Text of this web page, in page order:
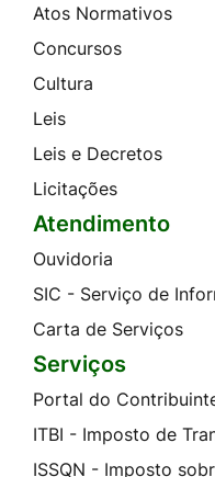
Atos Normativos
Concursos
Cultura
Leis
Leis e Decretos
Licitações
Atendimento
Ouvidoria
SIC - Serviço de
Carta de Serviços
Serviços
Portal do
ITBI - Imposto de
ISSQN - Imposto